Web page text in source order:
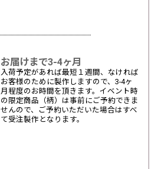
お届けまで3-4ヶ月
入荷予定があれば最短１週間、なければ
お客様のために製作しますので、3-4ヶ
月程度のお時間を頂きます。イベント時
の限定商品（柄）は事前にご予約できま
せんので、ご予約いただいた場合はすべ
て受注製作となります。